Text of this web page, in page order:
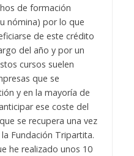
de formación
nómina) por lo que
de este crédito
del año y por un
cursos suelen
que se
y en la mayoría de
ese coste del
se recupera una vez
Fundación Tripartita.
he realizado unos 10